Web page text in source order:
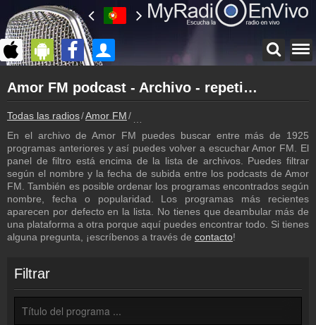
myradioenvivo.mx
Amor FM
Atrás a la página de Amor FM
Inicio de sesión
¡Crea una cuenta propia!
Lista de canciones
Descubre lo que ha sonado hasta ahora
Emisoras
Amor FM frecuencia
Los programas de Amor FM
Noticias
Noticias con relación a Amor FM
Amor FM podcast - Archivo - repetición de los programas
Todas las radios Amor FM
En el archivo de Amor FM puedes buscar entre más de 1925
programas anteriores y así puedes volver a escuchar Amor FM. El
panel de filtro está encima de la lista de archivos. Puedes filtrar
según el nombre y la fecha de subida entre los podcasts de Amor
FM. También es posible ordenar los programas encontrados según
nombre, fecha o popularidad. Los programas más recientes
aparecen por defecto en la lista. No tienes que deambular más de
una plataforma a otra porque aquí puedes encontrar todo. Si tienes
alguna pregunta, ¡escríbenos a través de contacto!
Filtrar